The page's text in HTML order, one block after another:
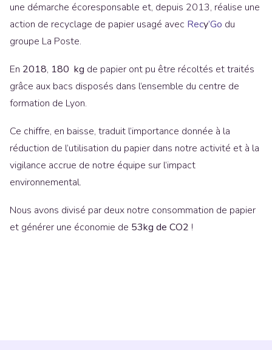
une démarche écoresponsable et, depuis 2013, réalise une
action de recyclage de papier usagé avec Recy’Go du
groupe La Poste.
En 2018, 180 kg de papier ont pu être récoltés et traités
grâce aux bacs disposés dans l’ensemble du centre de
formation de Lyon.
Ce chiffre, en baisse, traduit l’importance donnée à la
réduction de l’utilisation du papier dans notre activité et à la
vigilance accrue de notre équipe sur l’impact
environnemental.
Nous avons divisé par deux notre consommation de papier
et générer une économie de 53kg de CO2 !